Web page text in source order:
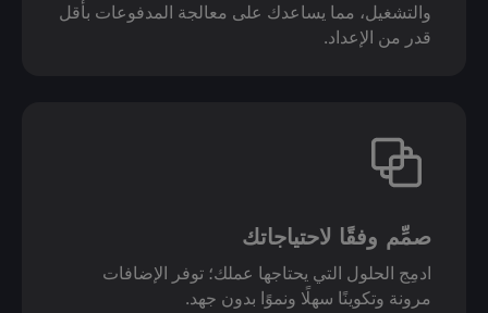
والتشغيل، مما يساعدك على معالجة المدفوعات بأقل
قدر من الإعداد.
صمِّم وفقًا لاحتياجاتك
ادمِج الحلول التي يحتاجها عملك؛ توفر الإضافات
مرونة وتكوينًا سهلًا ونموًا بدون جهد.